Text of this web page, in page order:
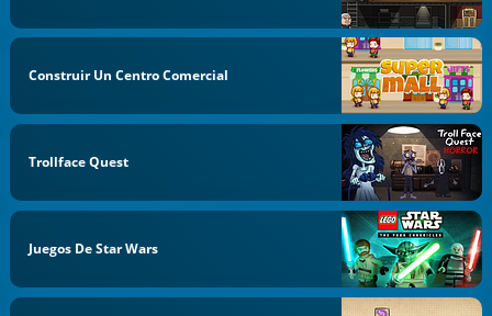
Construir Un Centro Comercial
Trollface Quest
Juegos De Star Wars